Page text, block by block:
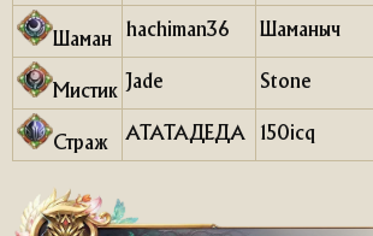
Шаман
hachiman36 Шаманыч
Мистик
Jade Stone
Страж
АТАТАДЕДА 150icq